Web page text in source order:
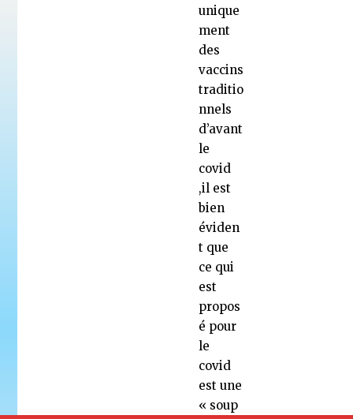
unique
ment
des
vaccins
traditio
nnels
d’avant
le
covid
,il est
bien
éviden
t que
ce qui
est
propos
é pour
le
covid
est une
« soup